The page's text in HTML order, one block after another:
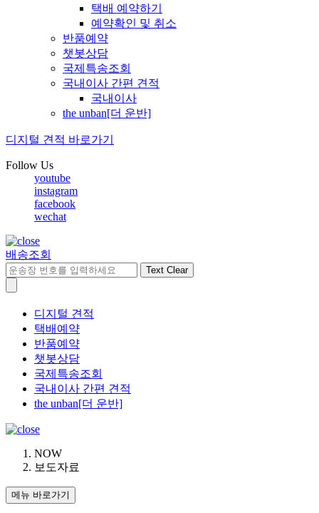
택배 예약하기
예약확인 및 취소
반품예약
챗봇상담
국제특송조회
국내이사 간편 견적
국내이사
the unban[더 운반]
디지털 견적 바로가기
Follow Us
youtube
instagram
facebook
wechat
배송조회
Text Clear
디지털 견적
택배예약
반품예약
챗봇상담
국제특송조회
국내이사 간편 견적
the unban[더 운반]
NOW
보도자료
메뉴 바로가기